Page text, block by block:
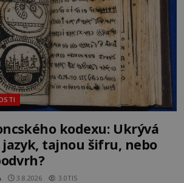
1970) a
kodexu: Ukrývá
tajnou šifru, nebo
3.8.2026 3.0TIS